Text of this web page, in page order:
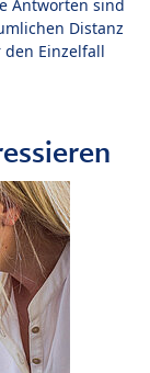
Antworten sind
Distanz
Einzelfall